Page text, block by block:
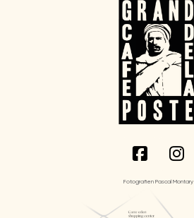
Fotografien Pascal Montary